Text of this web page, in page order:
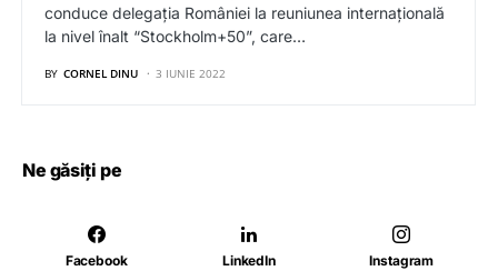
conduce delegația României la reuniunea internațională
la nivel înalt “Stockholm+50”, care…
BY CORNEL DINU 3 IUNIE 2022
Ne găsiți pe
Facebook LinkedIn Instagram